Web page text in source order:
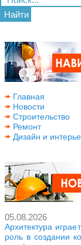
Найти
Главная
Новости
Строительство
Ремонт
Дизайн и
05.08.2026
Архитектура
роль в создании